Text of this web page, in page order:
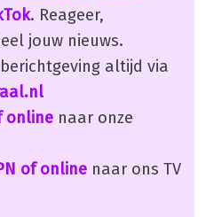
. Reageer,
jouw nieuws.
altijd via
onlinenaar onze
of onlinenaar ons TV